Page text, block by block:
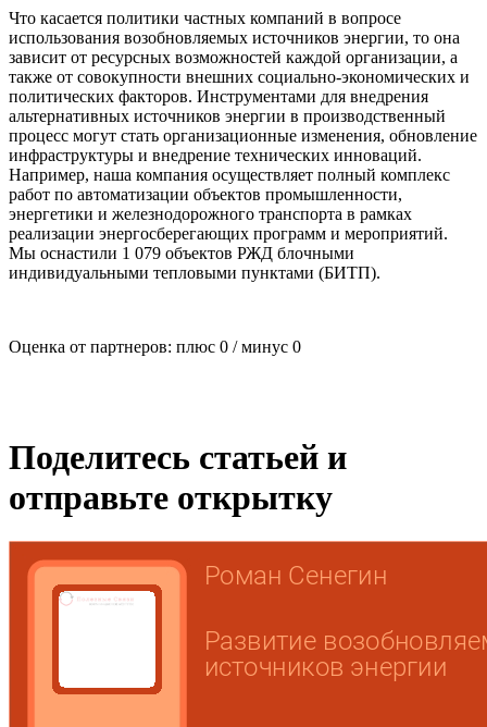
Что касается политики частных компаний в вопросе
использования возобновляемых источников энергии, то она
зависит от ресурсных возможностей каждой организации, а
также от совокупности внешних социально-экономических и
политических факторов. Инструментами для внедрения
альтернативных источников энергии в производственный
процесс могут стать организационные изменения, обновление
инфраструктуры и внедрение технических инноваций.
Например, наша компания осуществляет полный комплекс
работ по автоматизации объектов промышленности,
энергетики и железнодорожного транспорта в рамках
реализации энергосберегающих программ и мероприятий.
Мы оснастили 1 079 объектов РЖД блочными
индивидуальными тепловыми пунктами (БИТП).
Оценка от партнеров: плюс 0 / минус 0
Поделитесь статьей и
отправьте открытку